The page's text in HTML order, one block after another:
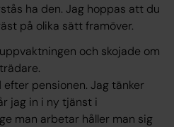
ha den. Jag hoppas att du
på olika sätt framöver.
och skojade om
pensionen. Jag tänker
jag in i ny tjänst i
man arbetar håller man sig